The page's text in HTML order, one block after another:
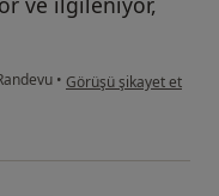
• kullanıcının görüşüne
Görüşü şikayet et